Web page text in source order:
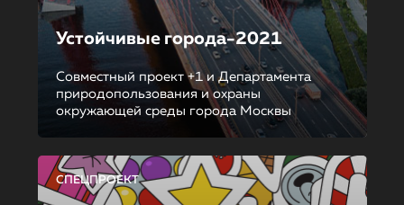
Устойчивые города-2021
Совместный проект +1 и Департамента
природопользования и охраны
окружающей среды города Москвы
СПЕЦПРОЕКТ